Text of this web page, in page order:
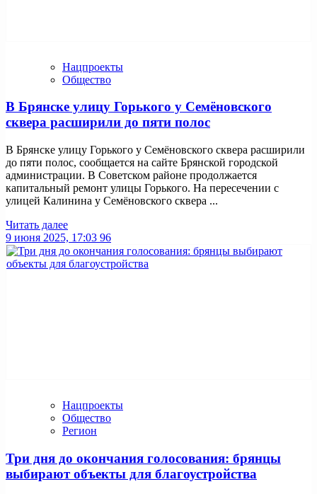
Нацпроекты
Общество
В Брянске улицу Горького у Семёновского
сквера расширили до пяти полос
В Брянске улицу Горького у Семёновского сквера расширили
до пяти полос, сообщается на сайте Брянской городской
администрации. В Советском районе продолжается
капитальный ремонт улицы Горького. На пересечении с
улицей Калинина у Семёновского сквера ...
Читать далее
9 июня 2025, 17:03 96
Нацпроекты
Общество
Регион
Три дня до окончания голосования: брянцы
выбирают объекты для благоустройства